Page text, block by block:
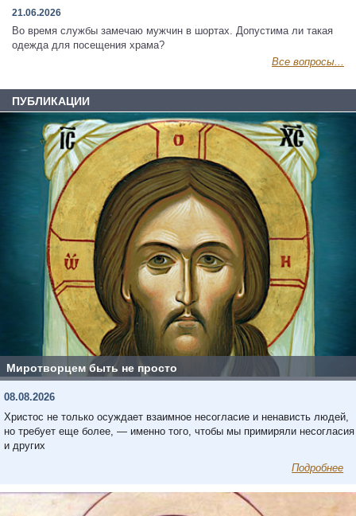
21.06.2026
Во время службы замечаю мужчин в шортах. Допустима ли такая
одежда для посещения храма?
Все вопросы...
ПУБЛИКАЦИИ
Миротворцем быть не просто
08.08.2026
Христос не только осуждает взаимное несогласие и ненависть людей,
но требует еще более, — именно того, чтобы мы примиряли несогласия
и других
Подробнее